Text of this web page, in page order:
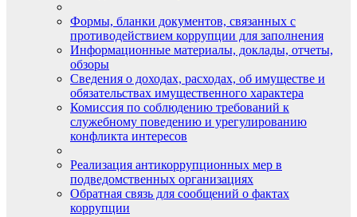
Формы, бланки документов, связанных с
противодействием коррупции для заполнения
Информационные материалы, доклады, отчеты,
обзоры
Сведения о доходах, расходах, об имуществе и
обязательствах имущественного характера
Комиссия по соблюдению требований к
служебному поведению и урегулированию
конфликта интересов
Реализация антикоррупционных мер в
подведомственных организациях
Обратная связь для сообщений о фактах
коррупции